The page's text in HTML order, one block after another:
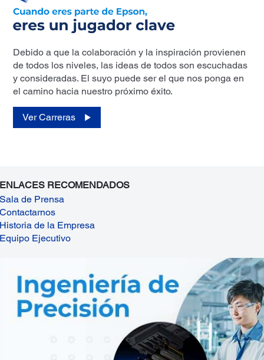
Debido a que la colaboración y la inspiración provienen
de todos los niveles, las ideas de todos son escuchadas
y consideradas. El suyo puede ser el que nos ponga en
el camino hacia nuestro próximo éxito.
Ver Carreras
ENLACES RECOMENDADOS
Sala de Prensa
Contactarnos
Historia de la Empresa
Equipo Ejecutivo